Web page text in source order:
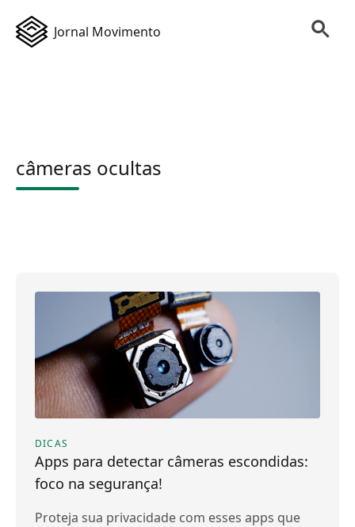
Jornal Movimento
câmeras ocultas
DICAS
Apps para detectar câmeras escondidas:
foco na segurança!
Proteja sua privacidade com esses apps que